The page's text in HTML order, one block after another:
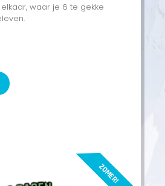
waar je 6 te gekke
ZOMER!